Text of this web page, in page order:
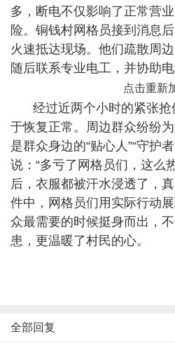
多，断电不仅影响了正常营
险。铜钱村网格员接到消息
火速抵达现场。他们疏散周
随后联系专业电工，并协助电
点击重新
经过近两个小时的紧张
于恢复正常。周边群众纷纷
是群众身边的“贴心人”“守护
说：“多亏了网格员们，这么
后，衣服都被汗水浸透了，
件中，网格员们用实际行动
众最需要的时候挺身而出，
患，更温暖了村民的心。
全部回复